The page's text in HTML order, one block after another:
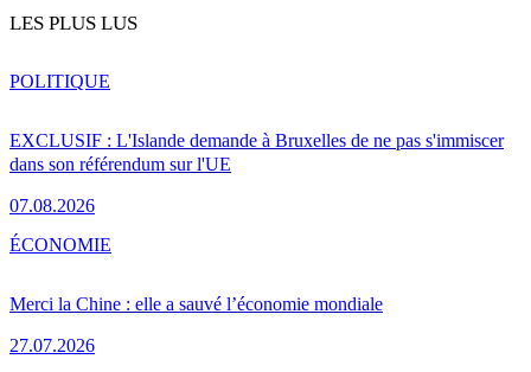
LES PLUS LUS
EXCLUSIF : L'Islande demande à Bruxelles de ne pas s'immiscer
dans son référendum sur l'UE
07.08.2026
POLITIQUE
Merci la Chine : elle a sauvé l’économie mondiale
27.07.2026
ÉCONOMIE